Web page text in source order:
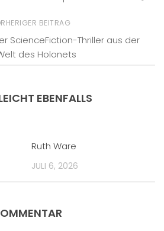
BEITRAG
ScienceFiction-Thriller aus der
des Holonets
EBENFALLS
Ruth Ware
JULI 6, 2026